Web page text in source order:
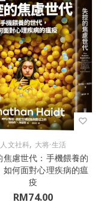
人文社科, 大将·生活
焦慮世代：手機餵養的
如何面對心理疾病的瘟
疫
RM74.00